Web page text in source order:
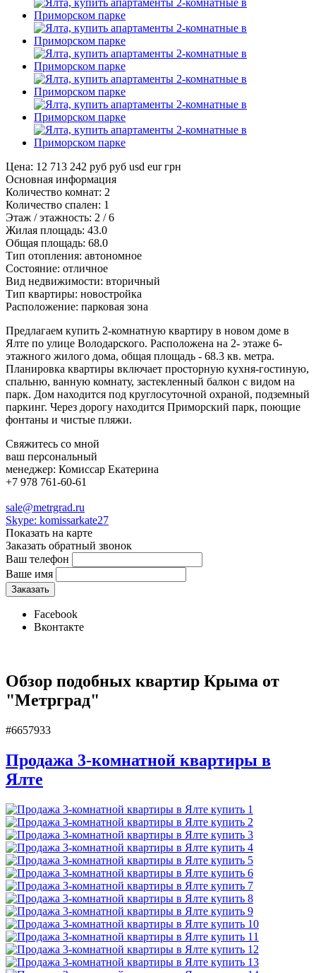
Цена: 12 713 242 руб руб usd eur грн
Основная информация
Количество комнат: 2
Количество спален: 1
Этаж / этажность: 2 / 6
Жилая площадь: 43.0
Общая площадь: 68.0
Тип отопления: автономное
Состояние: отличное
Вид недвижимости: вторичный
Тип квартиры: новостройка
Расположение: парковая зона
Предлагаем купить 2-комнатную квартиру в новом доме в
Ялте по улице Володарского. Расположена на 2- этаже 6-
этажного жилого дома, общая площадь - 68.3 кв. метра.
Планировка квартиры включает просторную кухня-гостиную,
спальню, ванную комнату, застекленный балкон с видом на
парк. Дом находится под круглосуточной охраной, подземный
паркинг. Через дорогу находится Приморский парк, поющие
фонтаны и чистые пляжи.
Свяжитесь со мной
ваш персональный
менеджер: Комиссар Екатерина
+7 978 761-60-61
sale@metrgrad.ru
Skype: komissarkate27
Показать на карте
Заказать обратный звонок
Ваш телефон
Ваше имя
Facebook
Вконтакте
Обзор подобных квартир Крыма от
"Метрград"
#6657933
Продажа 3-комнатной квартиры в
Ялте
1
2
3
4
5
6
7
8
9
10
11
12
13